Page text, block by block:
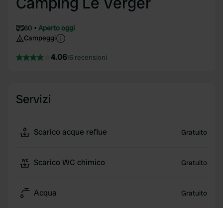
60
Aperto oggi
Campeggi
4.0616 recensioni
Servizi
Scarico acque reflue Gratuito
Scarico WC chimico Gratuito
Acqua Gratuito